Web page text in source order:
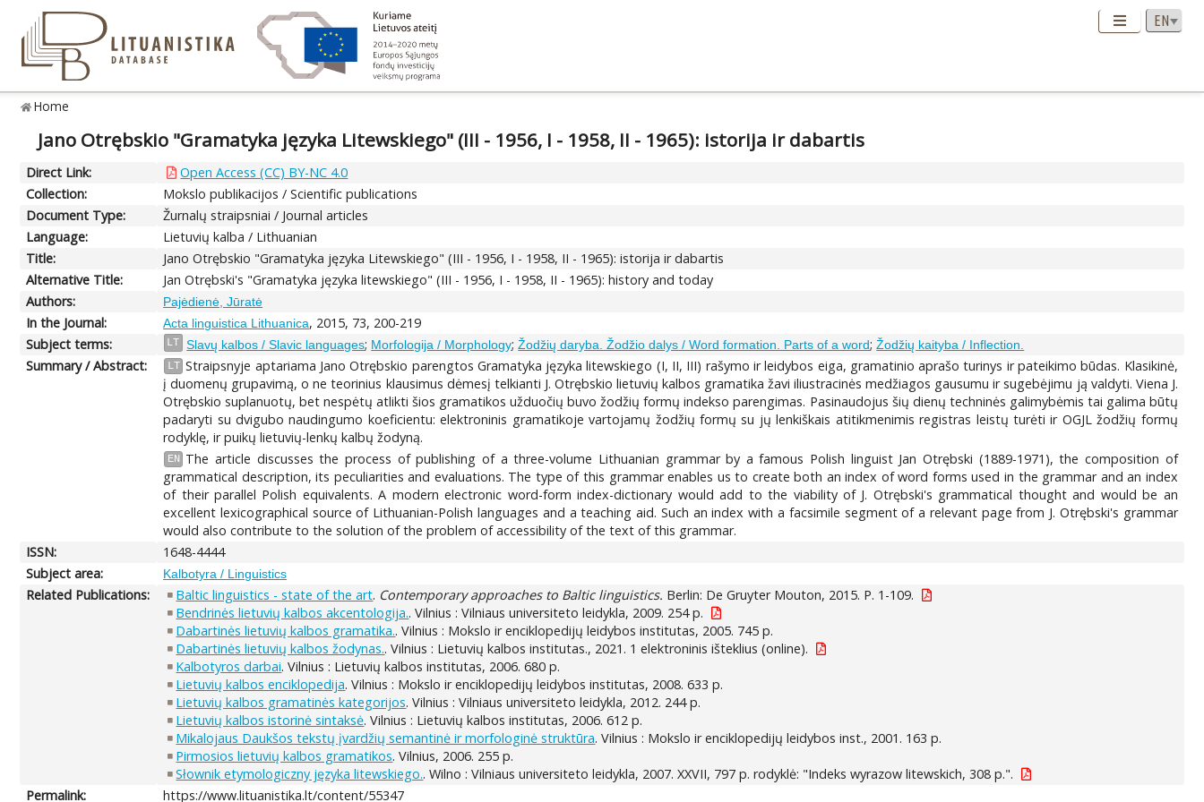
Home
Jano Otrębskio "Gramatyka języka Litewskiego" (III - 1956, I - 1958, II - 1965): istorija ir dabartis
Direct Link:
Open Access (CC) BY-NC 4.0
Collection:
Mokslo publikacijos / Scientific publications
Document Type:
Žurnalų straipsniai / Journal articles
Language:
Lietuvių kalba / Lithuanian
Title:
Jano Otrębskio "Gramatyka języka Litewskiego" (III - 1956, I - 1958, II - 1965): istorija ir dabartis
Alternative Title:
Jan Otrębski's "Gramatyka języka litewskiego" (III - 1956, I - 1958, II - 1965): history and today
Authors:
Pajėdienė, Jūratė
In the Journal: Acta linguistica Lithuanica, 2015, 73, 200-219
Subject terms:
LT Slavų kalbos / Slavic languages; Morfologija / Morphology;Žodžių daryba. Žodžio dalys / Word formation. Parts of a word;Žodžių kaityba / Inflection.
Summary / Abstract: LT Straipsnyje aptariama Jano Otrębskio parengtos Gramatyka języka litewskiego (I, II, III) rašymo ir leidybos eiga, gramatinio aprašo turinys ir pateikimo būdas. Klasikinė,
į duomenų grupavimą, o ne teorinius klausimus dėmesį telkianti J. Otrębskio lietuvių kalbos gramatika žavi iliustracinės medžiagos gausumu ir sugebėjimu ją valdyti. Viena J.
Otrębskio suplanuotų, bet nespėtų atlikti šios gramatikos užduočių buvo žodžių formų indekso parengimas. Pasinaudojus šių dienų techninės galimybėmis tai galima būtų
padaryti su dvigubo naudingumo koeficientu: elektroninis gramatikoje vartojamų žodžių formų su jų lenkiškais atitikmenimis registras leistų turėti ir OGJL žodžių formų
rodyklę, ir puikų lietuvių-lenkų kalbų žodyną.
EN
The article discusses the process of publishing of a three-volume Lithuanian grammar by a famous Polish linguist Jan Otrębski (1889-1971), the composition of
grammatical description, its peculiarities and evaluations. The type of this grammar enables us to create both an index of word forms used in the grammar and an index
of their parallel Polish equivalents. A modern electronic word-form index-dictionary would add to the viability of J. Otrębski's grammatical thought and would be an
excellent lexicographical source of Lithuanian-Polish languages and a teaching aid. Such an index with a facsimile segment of a relevant page from J. Otrębski's grammar
would also contribute to the solution of the problem of accessibility of the text of this grammar.
ISSN:
1648-4444
Subject area:
Kalbotyra / Linguistics
Related Publications: Baltic linguistics - state of the art. Contemporary approaches to Baltic linguistics. Berlin: De Gruyter Mouton, 2015. P. 1-109.
Bendrinės lietuvių kalbos akcentologija.. Vilnius : Vilniaus universiteto leidykla, 2009. 254 p.
Dabartinės lietuvių kalbos gramatika.. Vilnius : Mokslo ir enciklopedijų leidybos institutas, 2005. 745 p.
Dabartinės lietuvių kalbos žodynas.. Vilnius : Lietuvių kalbos institutas., 2021. 1 elektroninis išteklius (online).
Kalbotyros darbai. Vilnius : Lietuvių kalbos institutas, 2006. 680 p.
Lietuvių kalbos enciklopedija. Vilnius : Mokslo ir enciklopedijų leidybos institutas, 2008. 633 p.
Lietuvių kalbos gramatinės kategorijos. Vilnius : Vilniaus universiteto leidykla, 2012. 244 p.
Lietuvių kalbos istorinė sintaksė. Vilnius : Lietuvių kalbos institutas, 2006. 612 p.
Mikalojaus Daukšos tekstų įvardžių semantinė ir morfologinė struktūra. Vilnius : Mokslo ir enciklopedijų leidybos inst., 2001. 163 p.
Pirmosios lietuvių kalbos gramatikos. Vilnius, 2006. 255 p.
Słownik etymologiczny języka litewskiego.. Wilno : Vilniaus universiteto leidykla, 2007. XXVII, 797 p. rodyklė: "Indeks wyrazow litewskich, 308 p.".
Permalink:
https://www.lituanistika.lt/content/55347